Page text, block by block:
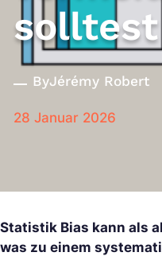
solltest
ByJérémy Robert
28 Januar 2026
Statistik Bias kann als
was zu einem